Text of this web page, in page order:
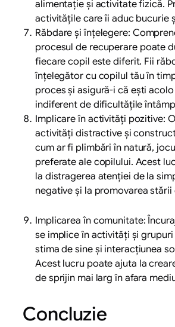
alimentație și activitate fizică.
activitățile care îi aduc bucurie
Răbdare și înțelegere:
procesul de recuperare poate
fiecare copil este diferit. Fii
înțelegător cu copilul tău în
proces și asigură-i că ești
indiferent de dificultățile
Implicare în activități pozitive:
activități distractive și
cum ar fi plimbări în natură,
preferate ale copilului. Acest
la distragerea atenției de la
negative și la promovarea stării
Implicarea în comunitate:
se implice în activități și
stima de sine și interacțiunea
Acest lucru poate ajuta la
de sprijin mai larg în afara
Concluzie